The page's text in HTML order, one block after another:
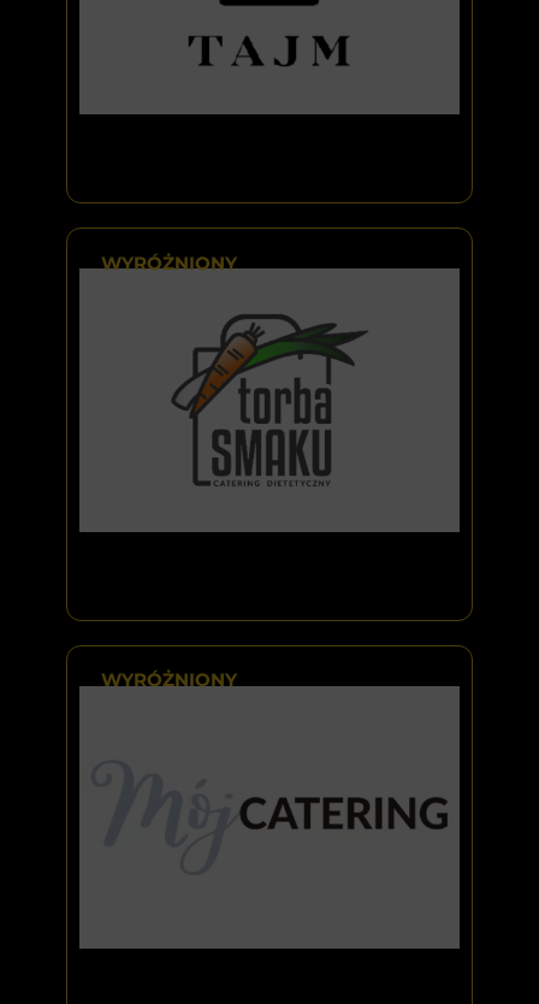
WYRÓŻNIONY
WYRÓŻNIONY